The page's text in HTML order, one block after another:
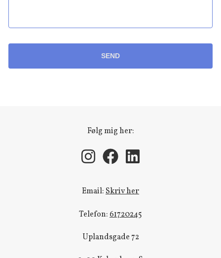
SEND
Email:Skriv her
Telefon:61720245
Uplandsgade 72
Følg mig her: